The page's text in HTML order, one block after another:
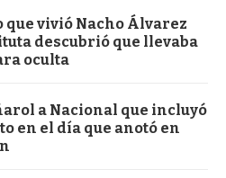
que vivió Nacho Álvarez
descubrió que llevaba
oculta
a Nacional que incluyó
en el día que anotó en